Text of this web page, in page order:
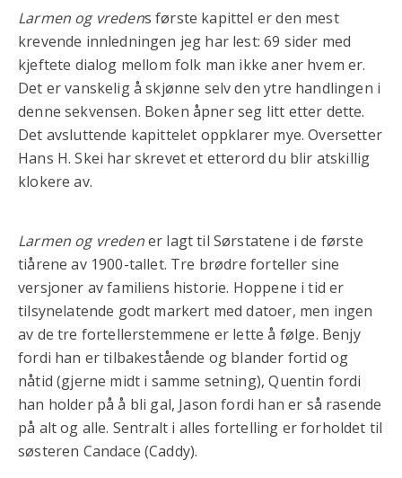
Larmen og vredens første kapittel er den mest
krevende innledningen jeg har lest: 69 sider med
kjeftete dialog mellom folk man ikke aner hvem er.
Det er vanskelig å skjønne selv den ytre handlingen i
denne sekvensen. Boken åpner seg litt etter dette.
Det avsluttende kapittelet oppklarer mye. Oversetter
Hans H. Skei har skrevet et etterord du blir atskillig
klokere av.
Larmen og vredener lagt til Sørstatene i de første
tiårene av 1900-tallet. Tre brødre forteller sine
versjoner av familiens historie. Hoppene i tid er
tilsynelatende godt markert med datoer, men ingen
av de tre fortellerstemmene er lette å følge. Benjy
fordi han er tilbakestående og blander fortid og
nåtid (gjerne midt i samme setning), Quentin fordi
han holder på å bli gal, Jason fordi han er så rasende
på alt og alle. Sentralt i alles fortelling er forholdet til
søsteren Candace (Caddy).